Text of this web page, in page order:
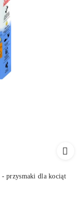
przysmaki dla kociąt